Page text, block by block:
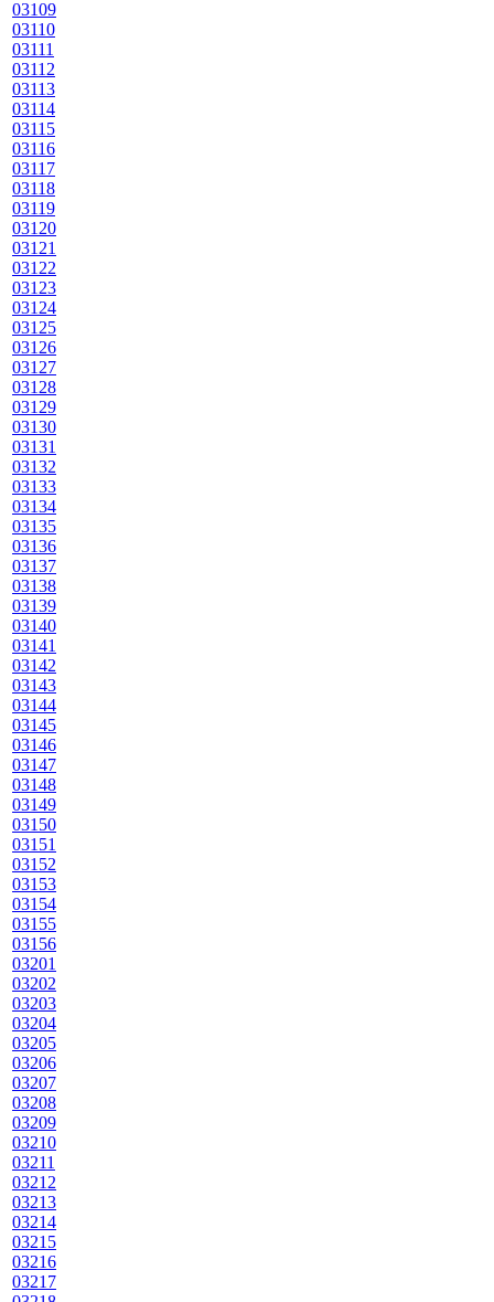
03109
03110
03111
03112
03113
03114
03115
03116
03117
03118
03119
03120
03121
03122
03123
03124
03125
03126
03127
03128
03129
03130
03131
03132
03133
03134
03135
03136
03137
03138
03139
03140
03141
03142
03143
03144
03145
03146
03147
03148
03149
03150
03151
03152
03153
03154
03155
03156
03201
03202
03203
03204
03205
03206
03207
03208
03209
03210
03211
03212
03213
03214
03215
03216
03217